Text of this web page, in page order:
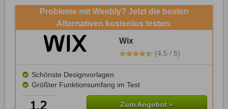
Probleme mit Weebly? Jetzt die besten
Alternativen kostenlos testen:
Wix
(4,5 / 5)
Schönste Designvorlagen
Größter Funktionsumfang im Test
Zum Angebot »